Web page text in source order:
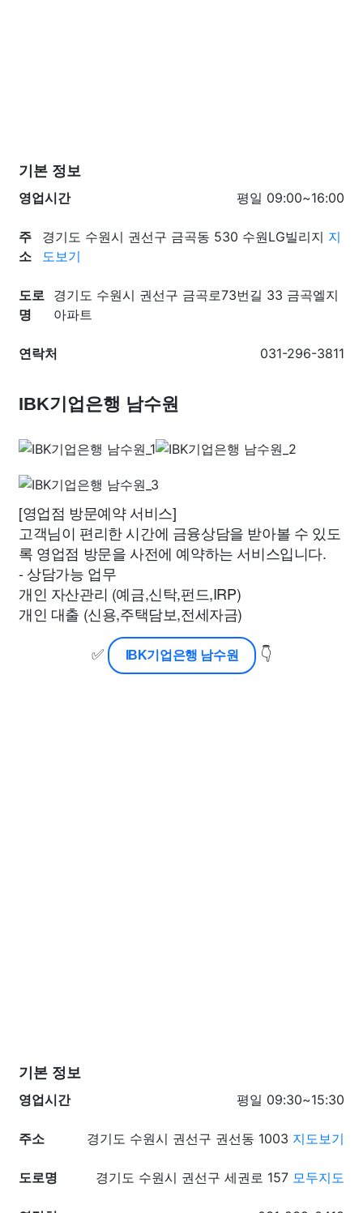
기본 정보
영업시간
평일 09:00~16:00
주
소
경기도 수원시 권선구 금곡동 530 수원LG빌리지 지
도보기
도로
명
경기도 수원시 권선구 금곡로73번길 33 금곡엘지
아파트
연락처 031-296-3811
IBK기업은행 남수원
[영업점 방문예약 서비스]
고객님이 편리한 시간에 금융상담을 받아볼 수 있도
록 영업점 방문을 사전에 예약하는 서비스입니다.
- 상담가능 업무
개인 자산관리 (예금,신탁,펀드,IRP)
개인 대출 (신용,주택담보,전세자금)
✅
IBK기업은행 남수원 👇
기본 정보
영업시간
평일 09:30~15:30
주소 경기도 수원시 권선구 권선동 1003 지도보기
도로명 경기도 수원시 권선구 세권로 157 모두지도